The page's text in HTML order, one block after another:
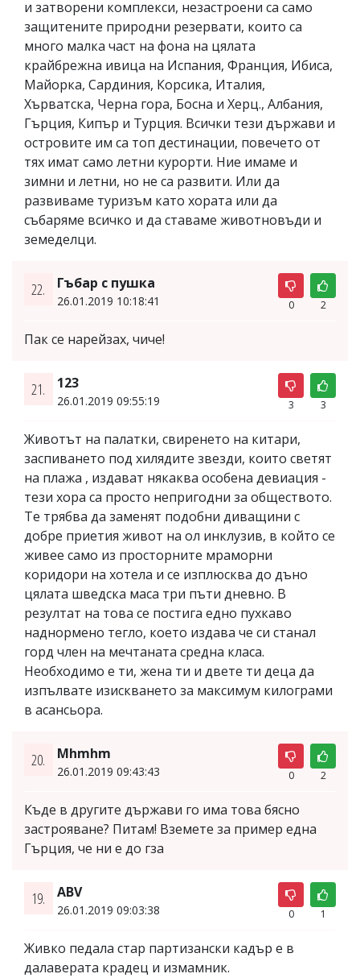
и затворени комплекси, незастроени са само
защитените природни резервати, които са
много малка част на фона на цялата
крайбрежна ивица на Испания, Франция, Ибиса,
Майорка, Сардиния, Корсика, Италия,
Хърватска, Черна гора, Босна и Херц., Албания,
Гърция, Кипър и Турция. Всички тези държави и
островите им са топ дестинации, повечето от
тях имат само летни курорти. Ние имаме и
зимни и летни, но не са развити. Или да
развиваме туризъм като хората или да
събаряме всичко и да ставаме животновъди и
земеделци.
22. Гъбар с пушка
26.01.2019 10:18:41 0 2
Пак се нарейзах, чиче!
21. 123
26.01.2019 09:55:19 3 3
Животът на палатки, свиренето на китари,
заспиването под хилядите звезди, които светят
на плажа , издават някаква особена девиация -
тези хора са просто непригодни за обществото.
Те трябва да заменят подобни диващини с
добре приетия живот на ол инклузив, в който се
живее само из просторните мраморни
коридори на хотела и се изплюсква до дъно
цялата шведска маса три пъти дневно. В
резултат на това се постига едно пухкаво
наднормено тегло, което издава че си станал
горд член на мечтаната средна класа.
Необходимо е ти, жена ти и двете ти деца да
изпълвате изискването за максимум килограми
в асансьора.
20. Mhmhm
26.01.2019 09:43:43 0 2
Къде в другите държави го има това бясно
застрояване? Питам! Вземете за пример една
Гърция, че ни е до гза
19. ABV
26.01.2019 09:03:38 0 1
Живко педала стар партизански кадър е в
далаверата крадец и измамник.